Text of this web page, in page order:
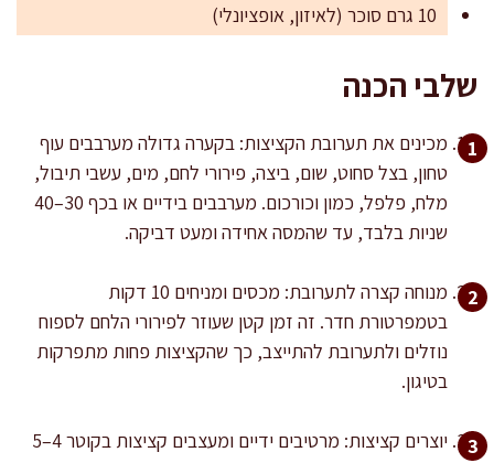
10 גרם סוכר (לאיזון, אופציונלי)
שלבי הכנה
מכינים את תערובת הקציצות: בקערה גדולה מערבבים עוף
טחון, בצל סחוט, שום, ביצה, פירורי לחם, מים, עשבי תיבול,
מלח, פלפל, כמון וכורכום. מערבבים בידיים או בכף 30–40
שניות בלבד, עד שהמסה אחידה ומעט דביקה.
מנוחה קצרה לתערובת: מכסים ומניחים 10 דקות
בטמפרטורת חדר. זה זמן קטן שעוזר לפירורי הלחם לספוח
נוזלים ולתערובת להתייצב, כך שהקציצות פחות מתפרקות
בטיגון.
יוצרים קציצות: מרטיבים ידיים ומעצבים קציצות בקוטר 4–5